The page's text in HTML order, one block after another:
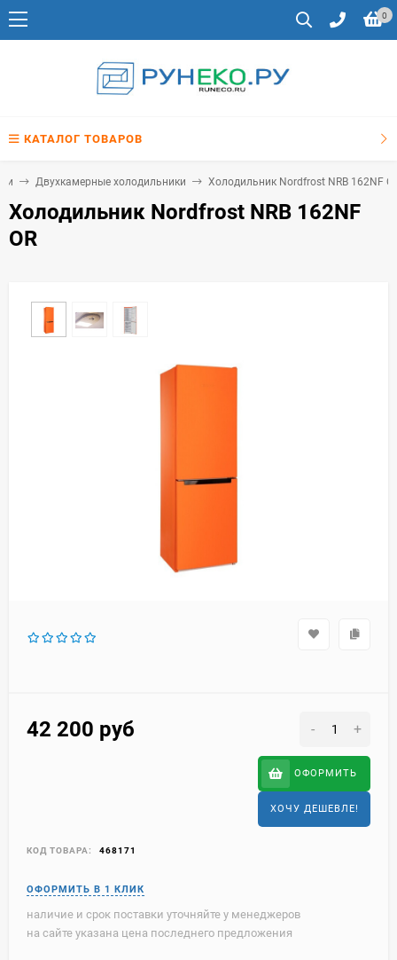
0
КАТАЛОГ ТОВАРОВ
Двухкамерные холодильники Холодильник Nordfrost NRB 162NF
Холодильник Nordfrost NRB 162NF
OR
42 200 руб - +
ОФОРМИТЬ
ХОЧУ ДЕШЕВЛЕ!
КОД ТОВАРА: 468171
наличие и срок поставки уточняйте у менеджеров
на сайте указана цена последнего предложения